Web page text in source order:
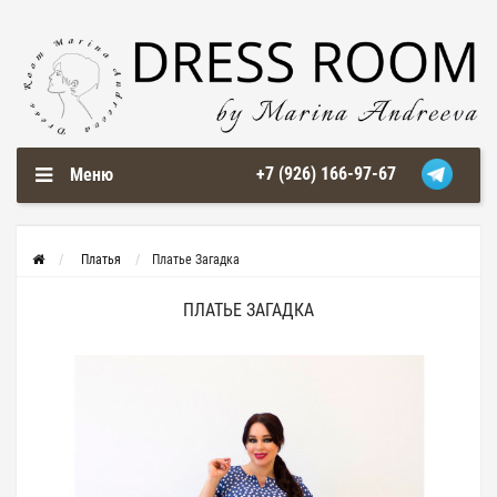
Меню +7 (926) 166-97-67
Платья Платье Загадка
ПЛАТЬЕ ЗАГАДКА